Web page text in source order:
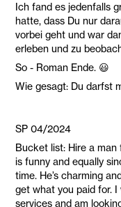
Ich fand es jedenfalls
hatte, dass Du nur
vorbei geht und war
erleben und zu
So - Roman Ende. 😃
Wie gesagt: Du darfst
SP 04/2024
Bucket list: Hire a
is funny and equally
time. He’s charming
get what you paid for.
services and am